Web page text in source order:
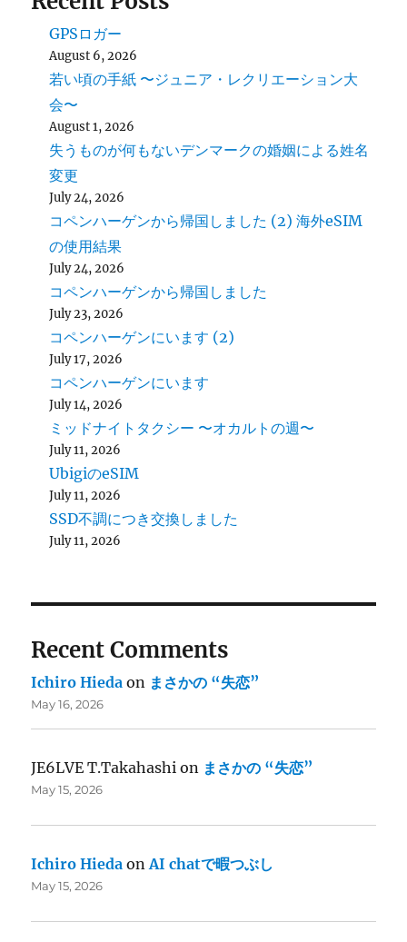
GPSロガー
August 6, 2026
若い頃の手紙 〜ジュニア・レクリエーション大
会〜
August 1, 2026
失うものが何もないデンマークの婚姻による姓名
変更
July 24, 2026
コペンハーゲンから帰国しました (2) 海外eSIM
の使用結果
July 24, 2026
コペンハーゲンから帰国しました
July 23, 2026
コペンハーゲンにいます (2)
July 17, 2026
コペンハーゲンにいます
July 14, 2026
ミッドナイトタクシー 〜オカルトの週〜
July 11, 2026
UbigiのeSIM
July 11, 2026
SSD不調につき交換しました
July 11, 2026
Recent Comments
Ichiro Hieda on まさかの “失恋”
May 16, 2026
JE6LVE T.Takahashi on まさかの “失恋”
May 15, 2026
Ichiro Hieda onAI chatで暇つぶし
May 15, 2026